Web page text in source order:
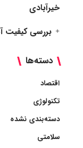
خیرآبادی
بررسی
دسته‌ها
اقتصاد
تکنولوژی
دسته‌بندی نشده
سلامتی